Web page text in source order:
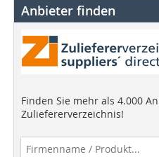
Anbieter finden
Finden Sie mehr als 4.000
Zuliefererverzeichnis!